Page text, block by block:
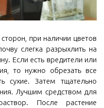
при наличии цветов
слегка разрыхлить на
Если есть вредители или
то нужно обрезать все
сухие. Затем тщательно
Лучшим средством для
После растение